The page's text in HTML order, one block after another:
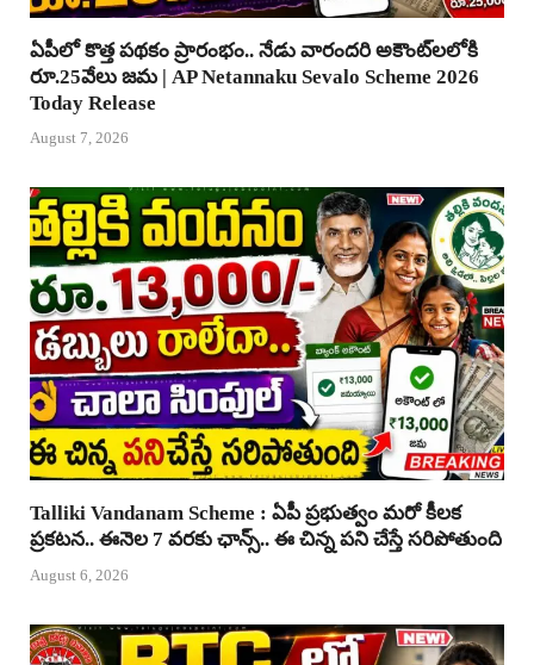
ఏపీలో కొత్త పథకం ప్రారంభం.. నేడు వారందరి అకౌంట్‌లలోకి
రూ.25వేలు జమ | AP Netannaku Sevalo Scheme 2026
Today Release
August 7, 2026
Talliki Vandanam Scheme : ఏపీ ప్రభుత్వం మరో కీలక
ప్రకటన.. ఈనెల 7 వరకు ఛాన్స్.. ఈ చిన్న పని చేస్తే సరిపోతుంది
August 6, 2026